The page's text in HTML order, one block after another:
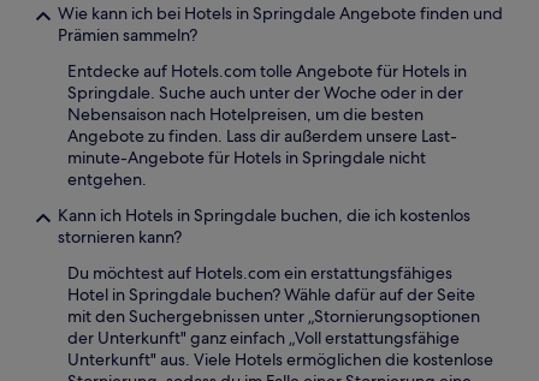
Wie kann ich bei Hotels in Springdale Angebote finden und
Prämien sammeln?
Entdecke auf Hotels.com tolle Angebote für Hotels in
Springdale. Suche auch unter der Woche oder in der
Nebensaison nach Hotelpreisen, um die besten
Angebote zu finden. Lass dir außerdem unsere Last-
minute-Angebote für Hotels in Springdale nicht
entgehen.
Kann ich Hotels in Springdale buchen, die ich kostenlos
stornieren kann?
Du möchtest auf Hotels.com ein erstattungsfähiges
Hotel in Springdale buchen? Wähle dafür auf der Seite
mit den Suchergebnissen unter „Stornierungsoptionen
der Unterkunft" ganz einfach „Voll erstattungsfähige
Unterkunft" aus. Viele Hotels ermöglichen die kostenlose